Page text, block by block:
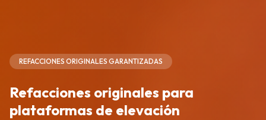
REFACCIONES ORIGINALES GARANTIZADAS
Refacciones originales para
plataformas de elevación